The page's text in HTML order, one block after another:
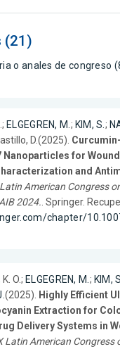
(21)
o anales de congreso
ELGEGREN, M. ; KIM, S. ;
D.(2025).
Nanoparticles for
and
American Congress
2024. . Springer.
chapter/
O.; ELGEGREN, M. ; KIM, S.
(2025).
Highly Efficient
Extraction for
Delivery Systems in
Latin American Congress